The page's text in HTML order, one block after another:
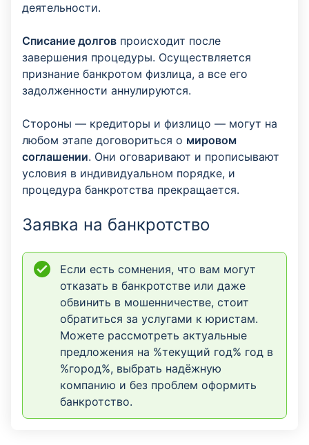
деятельности.
Списание долгов происходит после
завершения процедуры. Осуществляется
признание банкротом физлица, а все его
задолженности аннулируются.
Стороны — кредиторы и физлицо — могут на
любом этапе договориться о мировом
соглашении. Они оговаривают и прописывают
условия в индивидуальном порядке, и
процедура банкротства прекращается.
Заявка на банкротство
Если есть сомнения, что вам могут
отказать в банкротстве или даже
обвинить в мошенничестве, стоит
обратиться за услугами к юристам.
Можете рассмотреть актуальные
предложения на %текущий год% год в
%город%, выбрать надёжную
компанию и без проблем оформить
банкротство.